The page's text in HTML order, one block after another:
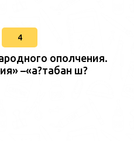
4
ополчения.
–«а?табан ш?